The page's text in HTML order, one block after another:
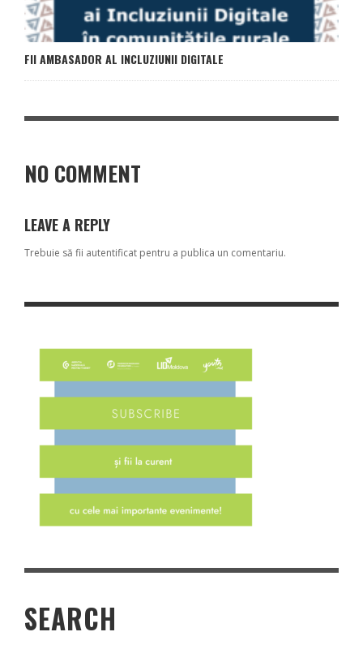
FII AMBASADOR AL INCLUZIUNII DIGITALE
NO COMMENT
LEAVE A REPLY
Trebuie să fii autentificat pentru a publica un comentariu.
SEARCH